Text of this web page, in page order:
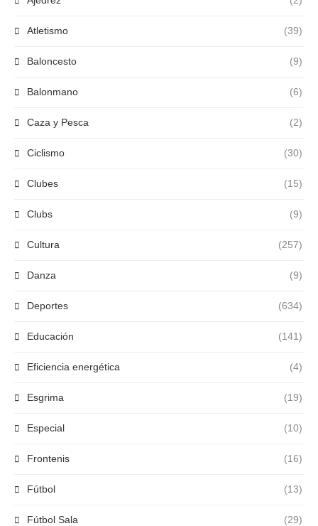
Atletismo (39)
Baloncesto (9)
Balonmano (6)
Caza y Pesca (2)
Ciclismo (30)
Clubes (15)
Clubs (9)
Cultura (257)
Danza (9)
Deportes (634)
Educación (141)
Eficiencia energética (4)
Esgrima (19)
Especial (10)
Frontenis (16)
Fútbol (13)
Fútbol Sala (29)